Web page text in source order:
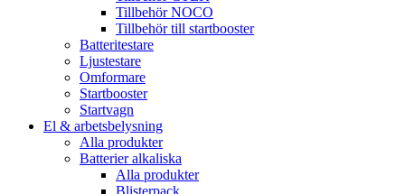
Tillbehör NOCO
Tillbehör till startbooster
Batteritestare
Ljustestare
Omformare
Startbooster
Startvagn
El & arbetsbelysning
Alla produkter
Batterier alkaliska
Alla produkter
Blisterpack